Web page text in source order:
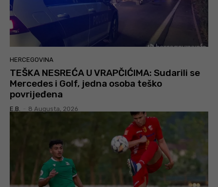
HERCEGOVINA
TEŠKA NESREĆA U VRAPČIĆIMA: Sudarili se
Mercedes i Golf, jedna osoba teško
povrijeđena
E.B. 8 Augusta, 2026